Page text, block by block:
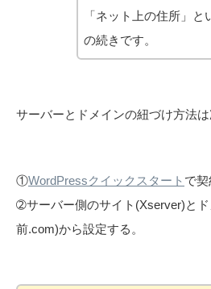
「ネット上の住所」
の続きです。
サーバーとドメインの紐づけ方法は
①WordPressクイックスタート で契
➁サーバー側のサイト(Xserver)と
前.com)から設定する。